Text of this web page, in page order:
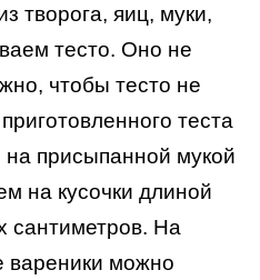
творога, яиц, муки,
тесто. Оно не
чтобы тесто не
теста
на присыпанной мукой
на кусочки длиной
сантиметров. На
вареники можно